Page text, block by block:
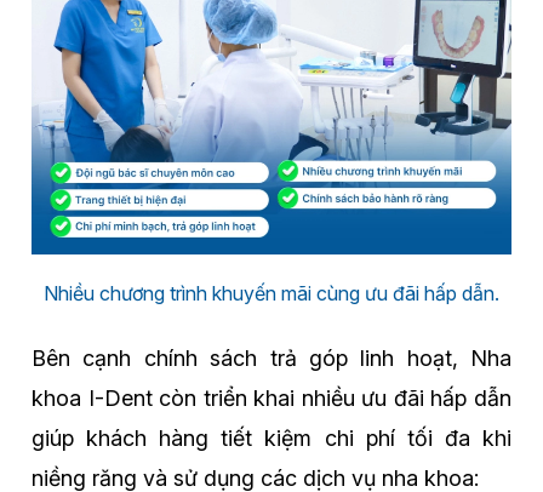
Nhiều chương trình khuyến mãi cùng ưu đãi hấp dẫn.
Bên cạnh chính sách trả góp linh hoạt, Nha
khoa I-Dent còn triển khai nhiều ưu đãi hấp dẫn
giúp khách hàng tiết kiệm chi phí tối đa khi
niềng răng và sử dụng các dịch vụ nha khoa: